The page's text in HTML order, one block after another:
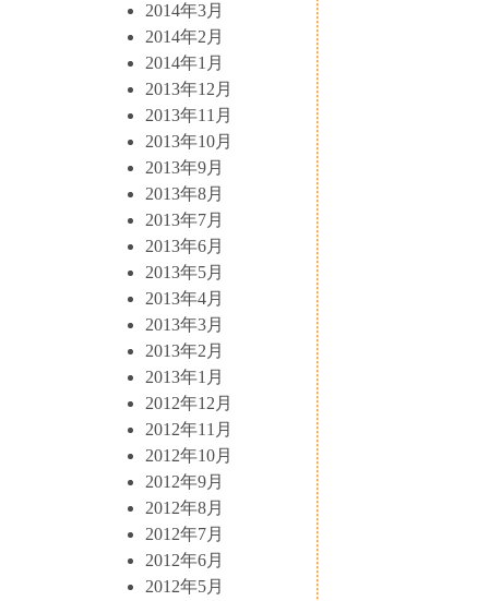
2014年3月
2014年2月
2014年1月
2013年12月
2013年11月
2013年10月
2013年9月
2013年8月
2013年7月
2013年6月
2013年5月
2013年4月
2013年3月
2013年2月
2013年1月
2012年12月
2012年11月
2012年10月
2012年9月
2012年8月
2012年7月
2012年6月
2012年5月